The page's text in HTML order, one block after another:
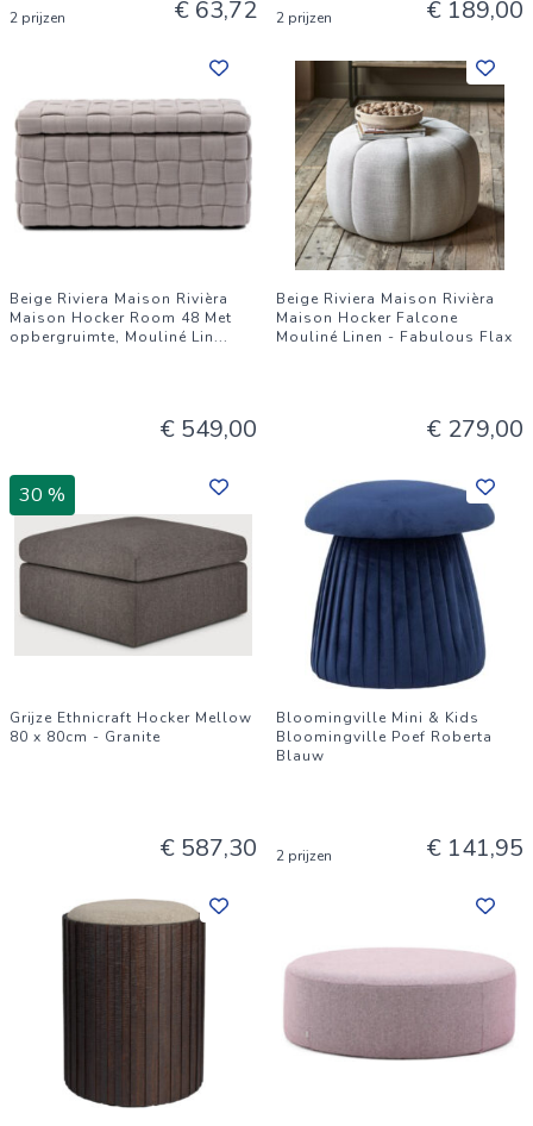
2 prijzen € 63,72 2 prijzen € 189,00
Beige Riviera Maison Rivièra
Maison Hocker Room 48 Met
opbergruimte, Mouliné Lin...
€ 549,00
Beige Riviera Maison Rivièra
Maison Hocker Falcone
Mouliné Linen - Fabulous Flax
€ 279,00
30 %
Grijze Ethnicraft Hocker Mellow
80 x 80cm - Granite
€ 587,30
Bloomingville Mini & Kids
Bloomingville Poef Roberta
Blauw
2 prijzen € 141,95